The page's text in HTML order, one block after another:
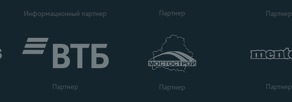
Информационный партнер Партнер Партнер
Партнер Партнер Партнер